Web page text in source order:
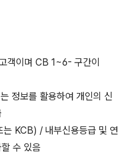
객이며 CB 1~6- 구간이
정보를 활용하여 개인의 신
KCB) / 내부신용등급 및 연
수 있음